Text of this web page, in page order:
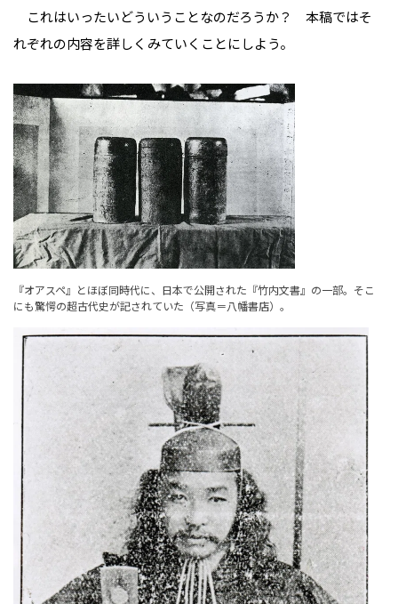
これはいったいどういうことなのだろうか？ 本稿ではそ
れぞれの内容を詳しくみていくことにしよう。
『オアスペ』とほぼ同時代に、日本で公開された『竹内文書』の一部。そこ
にも驚愕の超古代史が記されていた（写真＝八幡書店）。